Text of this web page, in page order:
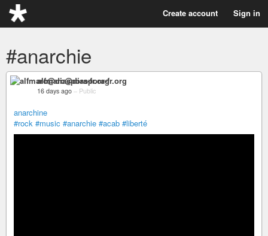
Create account Sign in
#anarchie
alfmarc@diaspora-fr.org
16 days ago – Public
anarchine
#rock #music #anarchie #acab #liberté